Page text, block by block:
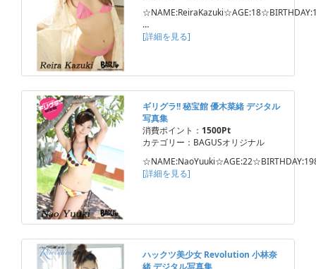
…
[詳細を見る]
ギリグラ!! 秘宝館 優木菜緒 デジタル
写真集
消費ポイント： 1500Pt
カテゴリー：BAGUSオリジナル
[詳細を見る]
ハックツ美少女 Revolution 小林奈
緒 デジタル写真集